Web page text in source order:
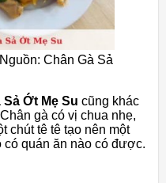
Chân Gà Sả
Sả Ớt Mẹ Su cũng khác
gà có vị chua nhẹ,
chút tê tê tạo nên một
có quán ăn nào có được.